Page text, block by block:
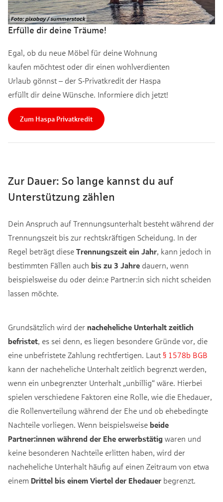
Erfülle dir deine Träume!
Egal, ob du neue Möbel für deine Wohnung
kaufen möchtest oder dir einen wohlverdienten
Urlaub gönnst – der S-Privatkredit der Haspa
erfüllt dir deine Wünsche. Informiere dich jetzt!
Zum Haspa Privatkredit
Zur Dauer: So lange kannst du auf
Unterstützung zählen
Dein Anspruch auf Trennungsunterhalt besteht während der
Trennungszeit bis zur rechtskräftigen Scheidung. In der
Regel beträgt diese Trennungszeit ein Jahr , kann jedoch in
bestimmten Fällen auch bis zu 3 Jahre dauern, wenn
beispielsweise du oder dein:e Partner:in sich nicht scheiden
lassen möchte.
Grundsätzlich wird der nacheheliche Unterhalt zeitlich
befristet , es sei denn, es liegen besondere Gründe vor, die
eine unbefristete Zahlung rechtfertigen. Laut § 1578b BGB
kann der nacheheliche Unterhalt zeitlich begrenzt werden,
wenn ein unbegrenzter Unterhalt „unbillig“ wäre. Hierbei
spielen verschiedene Faktoren eine Rolle, wie die Ehedauer,
die Rollenverteilung während der Ehe und ob ehebedingte
Nachteile vorliegen. Wenn beispielsweise beide
Partner:innen während der Ehe erwerbstätig waren und
keine besonderen Nachteile erlitten haben, wird der
nacheheliche Unterhalt häufig auf einen Zeitraum von etwa
einem Drittel bis einem Viertel der Ehedauer begrenzt.